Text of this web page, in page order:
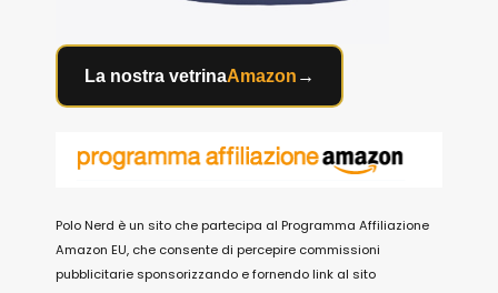
La nostra vetrinaAmazon →
Polo Nerd è un sito che partecipa al Programma Affiliazione
Amazon EU, che consente di percepire commissioni
pubblicitarie sponsorizzando e fornendo link al sito